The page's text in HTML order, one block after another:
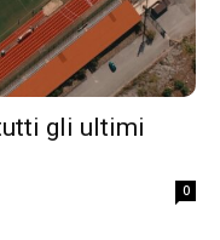
gli ultimi
0